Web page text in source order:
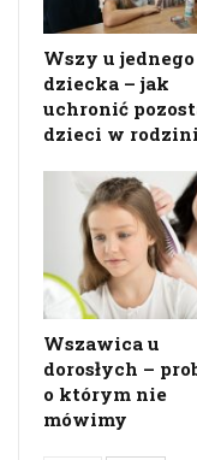
Wszy u jednego
dziecka – jak
uchronić
dzieci w
Wszawica u
dorosłych –
o którym nie
mówimy